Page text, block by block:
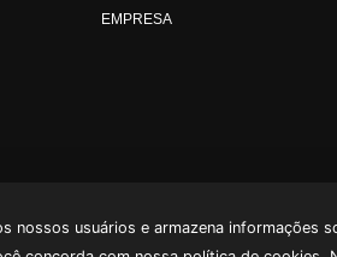
EMPRESA
nossos usuários e armazena